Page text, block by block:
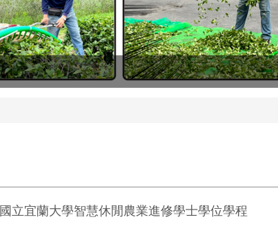
國立宜蘭大學智慧休閒農業進修學士學位學程